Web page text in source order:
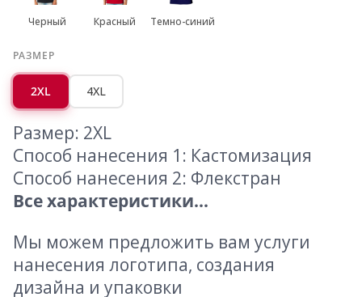
Черный Красный Темно-синий
РАЗМЕР
2XL 4XL
Размер: 2XL
Способ нанесения 1: Кастомизация
Способ нанесения 2: Флекстран
Все характеристики...
Мы можем предложить вам услуги
нанесения логотипа, создания
дизайна и упаковки